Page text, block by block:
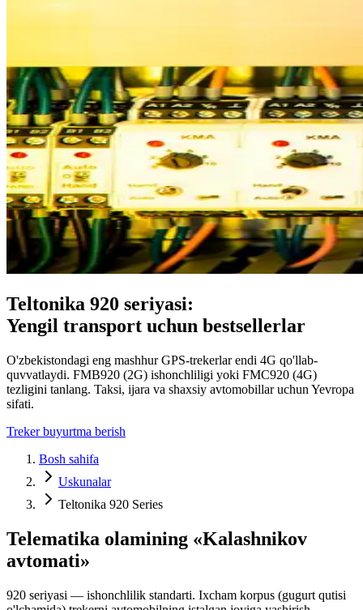
Teltonika 920 seriyasi:
Yengil transport uchun bestsellerlar
O'zbekistondagi eng mashhur GPS-trekerlar endi 4G qo'llab-
quvvatlaydi. FMB920 (2G) ishonchliligi yoki FMC920 (4G)
tezligini tanlang. Taksi, ijara va shaxsiy avtomobillar uchun Yevropa
sifati.
Treker buyurtma berish
Bosh sahifa
Uskunalar
Teltonika 920 Series
Telematika olamining «Kalashnikov
avtomati»
920 seriyasi — ishonchlilik standarti. Ixcham korpus (gugurt qutisi